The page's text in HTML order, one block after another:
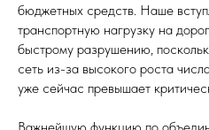
бюджетных средств. Наше
транспортную нагрузку на
быстрому разрушению,
сеть из-за высокого роста
уже сейчас превышает
Важнейшую функцию по